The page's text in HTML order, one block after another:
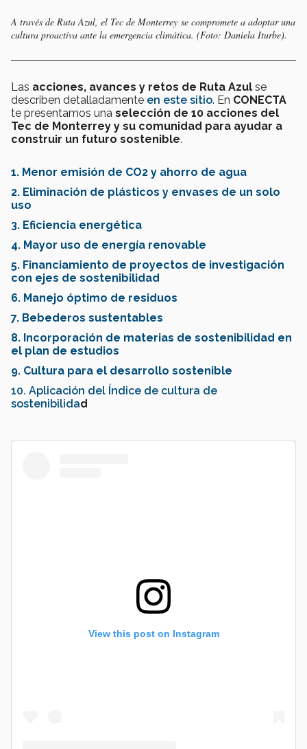
A través de Ruta Azul, el Tec de Monterrey se compromete a adoptar una
cultura proactiva ante la emergencia climática. (Foto: Daniela Iturbe).
Las acciones, avances y retos de Ruta Azul se
describen detalladamente en este sitio. En CONECTA
te presentamos una selección de 10 acciones del
Tec de Monterrey y su comunidad para ayudar a
construir un futuro sostenible.
1. Menor emisión de CO2 y ahorro de agua
2. Eliminación de plásticos y envases de un solo
uso
3. Eficiencia energética
4. Mayor uso de energía renovable
5. Financiamiento de proyectos de investigación
con ejes de sostenibilidad
6. Manejo óptimo de residuos
7. Bebederos sustentables
8. Incorporación de materias de sostenibilidad en
el plan de estudios
9. Cultura para el desarrollo sostenible
10. Aplicación del Índice de cultura de
sostenibilidad
View this post on Instagram